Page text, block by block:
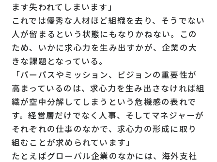
ます失われてしまいます」
これでは優秀な人材ほど組織を去り、そうでない
人が留まるという状態にもなりかねない。この
ため、いかに求心力を生み出すかが、企業の大
きな課題となっている。
「パーパスやミッション、ビジョンの重要性が
高まっているのは、求心力を生み出さなければ組
織が空中分解してしまうという危機感の表れで
す。経営層だけでなく人事、そしてマネジャーが
それぞれの仕事のなかで、求心力の形成に取り
組むことが求められています」
たとえばグローバル企業のなかには、海外支社